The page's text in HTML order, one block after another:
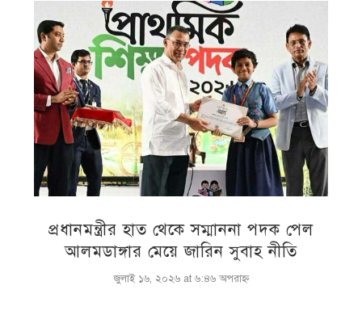
প্রধানমন্ত্রীর হাত থেকে সম্মাননা পদক পেল
আলমডাঙ্গার মেয়ে জারিন সুবাহ নীতি
জুলাই ১৬, ২০২৬ at ৬:৪৬ অপরাহ্ণ